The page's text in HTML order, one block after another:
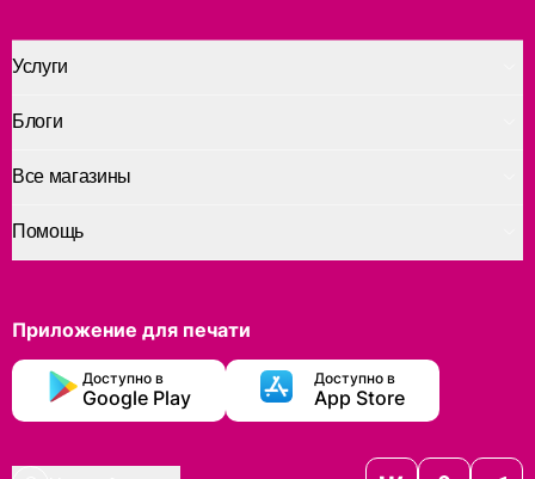
Услуги
Помощь
Блоги
Все магазины
Приложение для печати
Доступно в
Google Play
Доступно в
App Store